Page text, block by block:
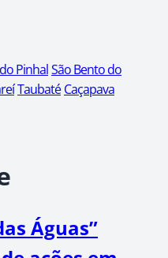
PinhalSão Bento do
Taubaté Caçapava
Águas”